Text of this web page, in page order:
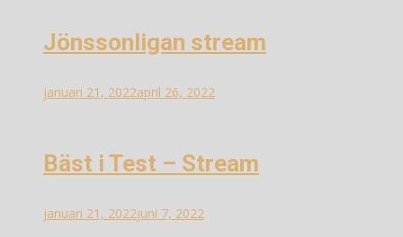
Jönssonligan stream
januari 21, 2022april 26, 2022
Bäst i Test – Stream
januari 21, 2022juni 7, 2022